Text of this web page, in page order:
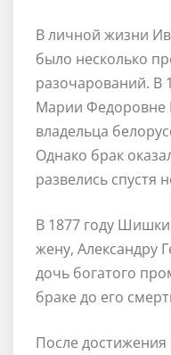
В личной жизни
было несколько
разочарований. В
Марии Федоровне
владельца
Однако брак
развелись спустя
В 1877 году
жену, Александру
дочь богатого
браке до его
После